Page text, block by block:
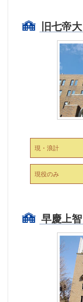
旧七帝大
現・浪計
現役のみ
早慶上智